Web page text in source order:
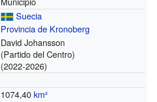
Suecia
Provincia de Kronoberg
David Johansson
(Partido del Centro)
(2022-2026)
1074,40km²